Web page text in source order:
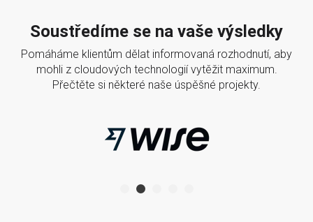
Soustředíme se na vaše výsledky
Pomáháme klientům dělat informovaná rozhodnutí, aby
mohli z cloudových technologií vytěžit maximum.
Přečtěte si některé naše úspěšné projekty.